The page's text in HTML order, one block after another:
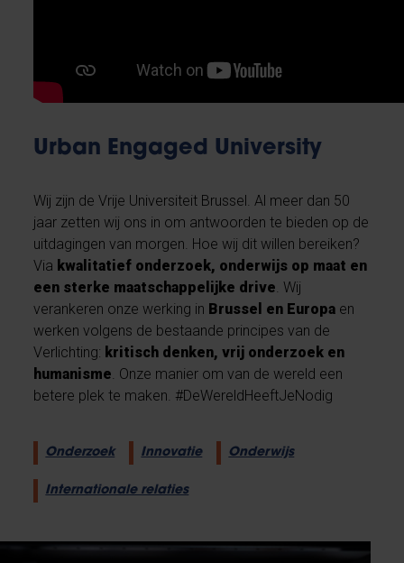
Urban Engaged University
Wij zijn de Vrije Universiteit Brussel. Al meer dan 50
jaar zetten wij ons in om antwoorden te bieden op de
uitdagingen van morgen. Hoe wij dit willen bereiken?
Via kwalitatief onderzoek, onderwijs op maat en
een sterke maatschappelijke drive. Wij
verankeren onze werking in Brussel en Europa en
werken volgens de bestaande principes van de
Verlichting: kritisch denken, vrij onderzoek en
humanisme. Onze manier om van de wereld een
betere plek te maken. #DeWereldHeeftJeNodig
Onderzoek Innovatie Onderwijs
Internationale relaties